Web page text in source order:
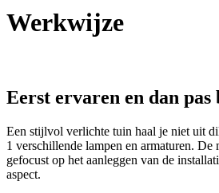
Werkwijze
Eerst ervaren en dan pas
Een stijlvol verlichte tuin haal je niet uit
1 verschillende lampen en armaturen. De
gefocust op het aanleggen van de
aspect.